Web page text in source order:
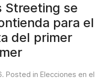
Streeting se
para el
del primer
. Posted in Elecciones en el